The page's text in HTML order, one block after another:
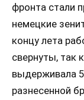
фронта стали
немецкие
концу лета
свернуты, так
выдерживала
разнесенной